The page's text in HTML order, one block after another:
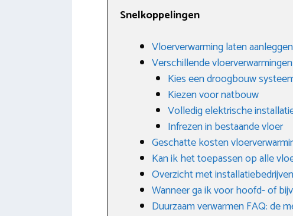
Snelkoppelingen
Vloerverwarming laten
Verschillende vloerverwarmingen
Kies een droogbouw
Kiezen voor natbouw
Volledig elektrische
Infrezen in bestaande vloer
Geschatte kosten
Kan ik het toepassen op alle
Overzicht met
Wanneer ga ik voor hoofd- of
Duurzaam verwarmen FAQ: de